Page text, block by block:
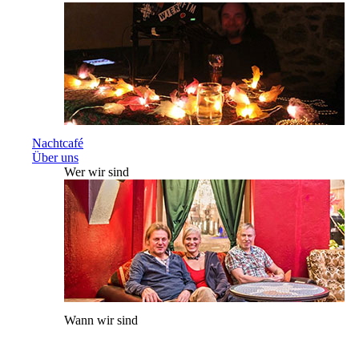
Nachtcafé
Über uns
Wer wir sind
Wann wir sind